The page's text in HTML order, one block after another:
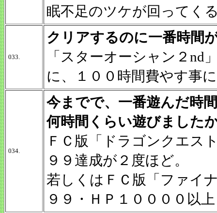
眠不足のツケが回ってく
033.
クリアするのに一番時間
「スターオーシャン２nd
に、１００時間費やす事
034.
今までで、一番遊んだ時
何時間くらい遊びました
ＦＣ版「ドラゴンクエス
９９達成が２度ほど。
若しくはＦＣ版「ファイ
９９・ＨＰ１００００以